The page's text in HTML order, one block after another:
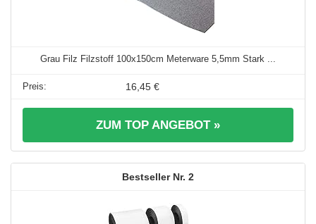
Grau Filz Filzstoff 100x150cm Meterware 5,5mm Stark ...
16,45 €
ZUM TOP ANGEBOT »
2